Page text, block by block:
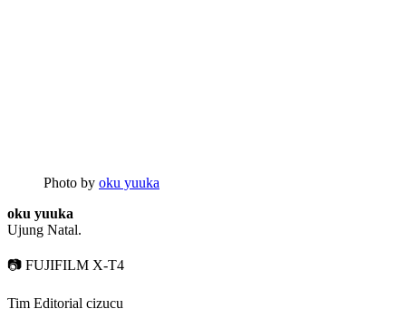
Photo by oku yuuka
oku yuuka
Ujung Natal.
📷 FUJIFILM X-T4
Tim Editorial cizucu